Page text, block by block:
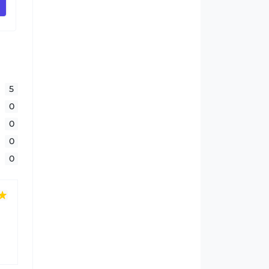
5
0
0
0
0